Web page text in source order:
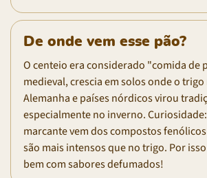
De onde vem esse pão?
O centeio era considerado "comida de
medieval, crescia em solos onde o trigo
Alemanha e países nórdicos virou
especialmente no inverno.
marcante vem dos compostos
são mais intensos que no trigo. Por
bem com sabores defumados!